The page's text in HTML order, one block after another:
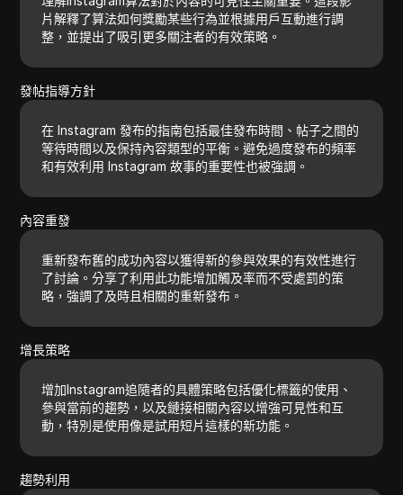
片解釋了算法如何獎勵某些行為並根據用戶互動進行調
整，並提出了吸引更多關注者的有效策略。
發帖指導方針
在 Instagram 發布的指南包括最佳發布時間、帖子之間的
等待時間以及保持內容類型的平衡。避免過度發布的頻率
和有效利用 Instagram 故事的重要性也被強調。
內容重發
重新發布舊的成功內容以獲得新的參與效果的有效性進行
了討論。分享了利用此功能增加觸及率而不受處罰的策
略，強調了及時且相關的重新發布。
增長策略
增加Instagram追隨者的具體策略包括優化標籤的使用、
參與當前的趨勢，以及鏈接相關內容以增強可見性和互
動，特別是使用像是試用短片這樣的新功能。
趨勢利用